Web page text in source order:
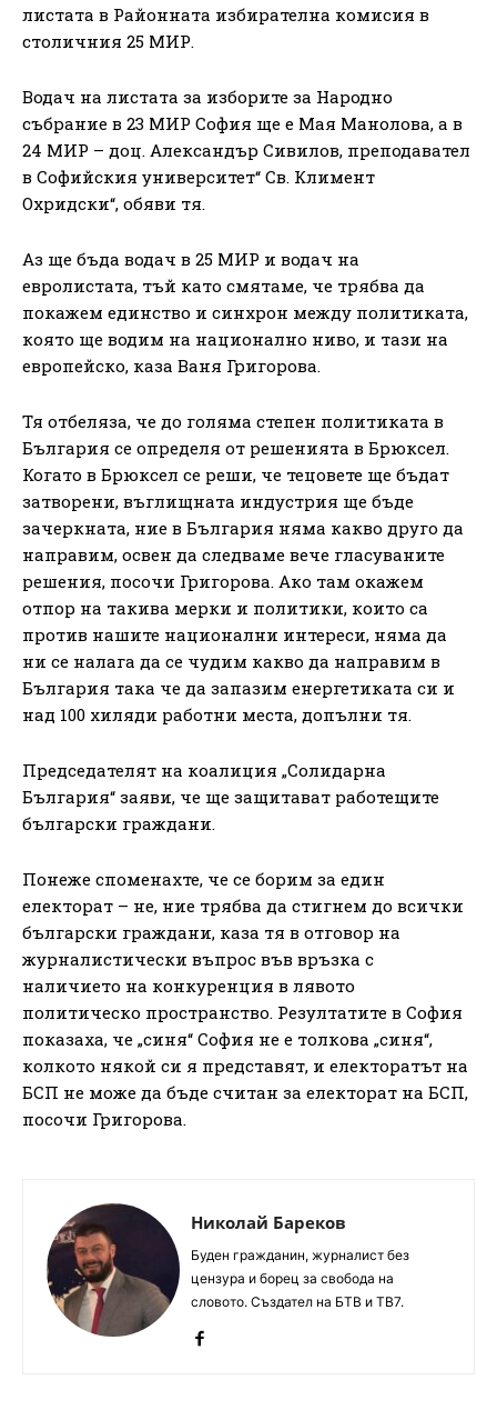
листата в Районната избирателна комисия в
столичния 25 МИР.
Водач на листата за изборите за Народно
събрание в 23 МИР София ще е Мая Манолова, а в
24 МИР – доц. Александър Сивилов, преподавател
в Софийския университет“ Св. Климент
Охридски“, обяви тя.
Аз ще бъда водач в 25 МИР и водач на
евролистата, тъй като смятаме, че трябва да
покажем единство и синхрон между политиката,
която ще водим на национално ниво, и тази на
европейско, каза Ваня Григорова.
Тя отбеляза, че до голяма степен политиката в
България се определя от решенията в Брюксел.
Когато в Брюксел се реши, че тецовете ще бъдат
затворени, въглищната индустрия ще бъде
зачеркната, ние в България няма какво друго да
направим, освен да следваме вече гласуваните
решения, посочи Григорова. Ако там окажем
отпор на такива мерки и политики, които са
против нашите национални интереси, няма да
ни се налага да се чудим какво да направим в
България така че да запазим енергетиката си и
над 100 хиляди работни места, допълни тя.
Председателят на коалиция „Солидарна
България“ заяви, че ще защитават работещите
български граждани.
Понеже споменахте, че се борим за един
електорат – не, ние трябва да стигнем до всички
български граждани, каза тя в отговор на
журналистически въпрос във връзка с
наличието на конкуренция в лявото
политическо пространство. Резултатите в София
показаха, че „синя“ София не е толкова „синя“,
колкото някой си я представят, и електоратът на
БСП не може да бъде считан за електорат на БСП,
посочи Григорова.
Николай Бареков
Буден гражданин, журналист без
цензура и борец за свобода на
словото. Създател на БТВ и ТВ7.